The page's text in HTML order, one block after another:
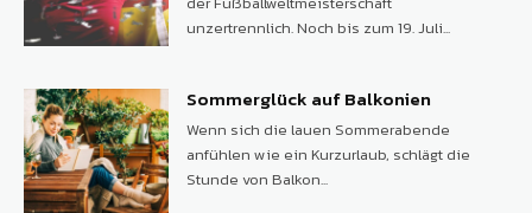
unzertrennlich. Noch bis zum 19. Juli...
Sommerglück auf Balkonien
Wenn sich die lauen Sommerabende
anfühlen wie ein Kurzurlaub, schlägt die
Stunde von Balkon...